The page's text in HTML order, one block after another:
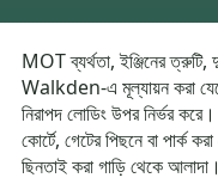
MOT ব্যর্থতা, ইঞ্জিনের ত্রুটি,
Walkden-এ মূল্যায়ন করা
নিরাপদ লোডিং উপর নির্ভর
কোর্টে, গেটের পিছনে বা পার্ক
ছিনতাই করা গাড়ি থেকে আলাদা।